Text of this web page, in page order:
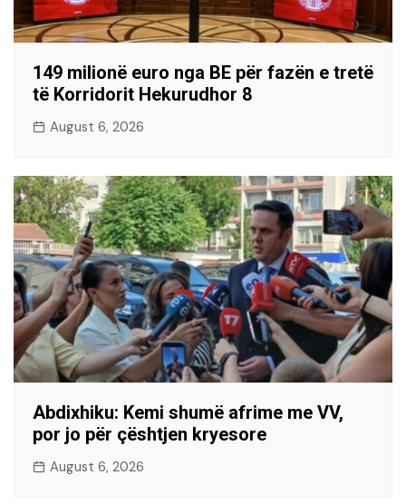
149 milionë euro nga BE për fazën e tretë
të Korridorit Hekurudhor 8
August 6, 2026
Abdixhiku: Kemi shumë afrime me VV,
por jo për çështjen kryesore
August 6, 2026